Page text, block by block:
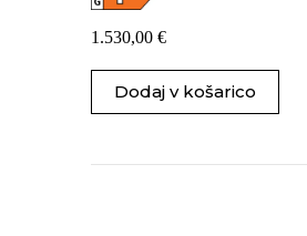
1.530,00 €
Dodaj v košarico